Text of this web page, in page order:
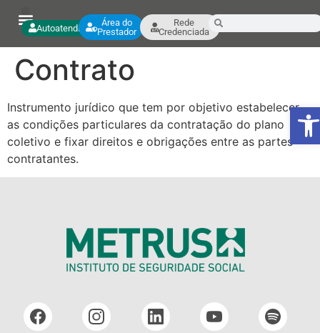
AutoatendimentoÁrea do
Prestador
Rede
Credenciada
Contrato
Instrumento jurídico que tem por objetivo estabelecer
as condições particulares da contratação do plano
coletivo e fixar direitos e obrigações entre as partes
contratantes.